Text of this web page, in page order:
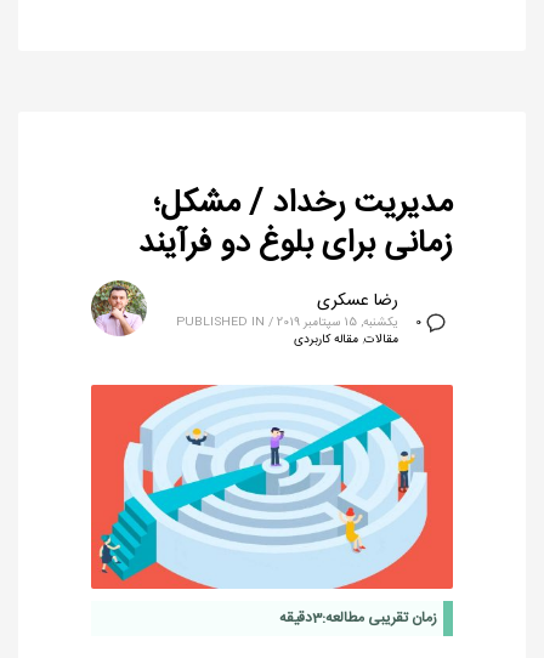
مدیریت رخداد / مشکل؛
زمانی برای بلوغ دو فرآیند
0
رضا عسکری
یکشنبه, 15 سپتامبر 2019 /
PUBLISHED IN
مقالات, مقاله کاربردی
زمان تقریبی مطالعه:3دقیقه